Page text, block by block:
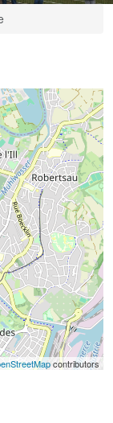
contributors